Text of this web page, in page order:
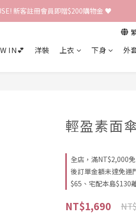
新客註冊會員即贈$200購物金 ♥
新客註冊會員即贈$200購物金 ♥
新客註冊會員即贈$200購物金 ♥
IN💕 洋裝 上衣 下身 外
輕盈素面
全店，滿NT$2,000
後訂單金額未達免運
$65、宅配本島$130
NT$1,690